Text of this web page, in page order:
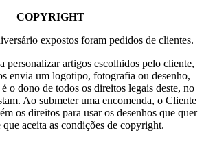
COPYRIGHT
expostos foram pedidos de clientes.
personalizar artigos escolhidos pelo cliente,
envia um logotipo, fotografia ou desenho,
o dono de todos os direitos legais deste, no
Ao submeter uma encomenda, o Cliente
os direitos para usar os desenhos que quer
aceita as condições de copyright.